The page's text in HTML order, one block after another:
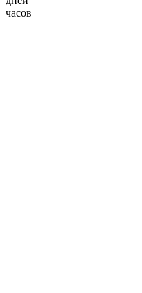
часов